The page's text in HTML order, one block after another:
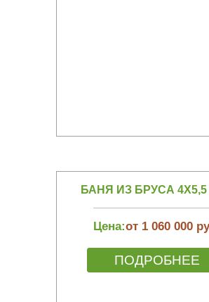
БАНЯ ИЗ БРУСА 4Х5,5
Цена:от 1 060 000
ПОДРОБНЕЕ